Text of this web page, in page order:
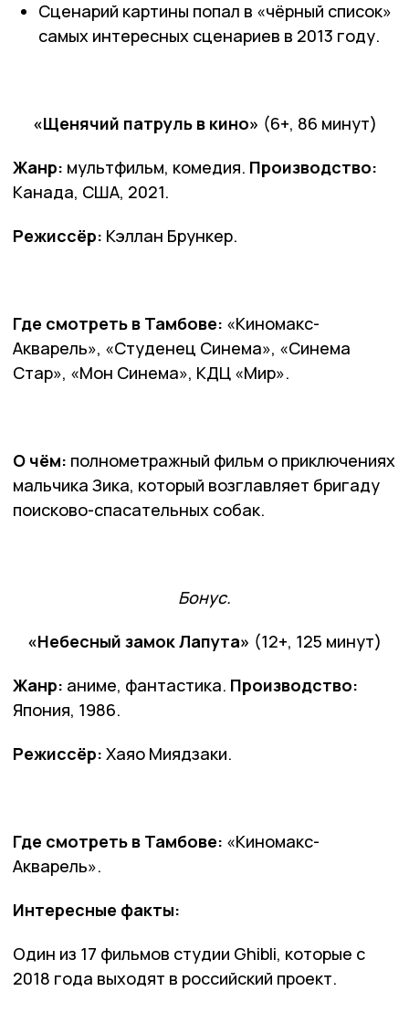
Сценарий картины попал в «чёрный список»
самых интересных сценариев в 2013 году.
«Щенячий патруль в кино» (6+, 86 минут)
Жанр: мультфильм, комедия. Производство:
Канада, США, 2021.
Режиссёр: Кэллан Брункер.
Где смотреть в Тамбове: «Киномакс-
Акварель», «Студенец Синема», «Синема
Стар», «Мон Синема», КДЦ «Мир».
О чём: полнометражный фильм о приключениях
мальчика Зика, который возглавляет бригаду
поисково-спасательных собак.
Бонус.
«Небесный замок Лапута» (12+, 125 минут)
Жанр: аниме, фантастика. Производство:
Япония, 1986.
Режиссёр: Хаяо Миядзаки.
Где смотреть в Тамбове: «Киномакс-
Акварель».
Интересные факты:
Один из 17 фильмов студии Ghibli, которые с
2018 года выходят в российский проект.